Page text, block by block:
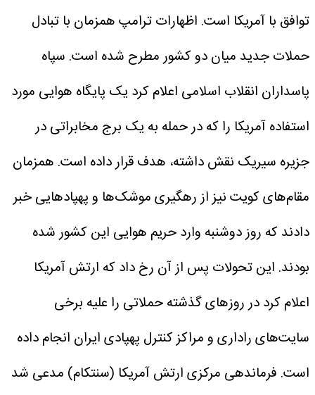
توافق با آمریکا است. اظهارات ترامپ همزمان با تبادل
حملات جدید میان دو کشور مطرح شده است. سپاه
پاسداران انقلاب اسلامی اعلام کرد یک پایگاه هوایی مورد
استفاده آمریکا را که در حمله به یک برج مخابراتی در
جزیره سیریک نقش داشته، هدف قرار داده است. همزمان
مقام‌های کویت نیز از رهگیری موشک‌ها و پهپادهایی خبر
دادند که روز دوشنبه وارد حریم هوایی این کشور شده
بودند. این تحولات پس از آن رخ داد که ارتش آمریکا
اعلام کرد در روزهای گذشته حملاتی را علیه برخی
سایت‌های راداری و مراکز کنترل پهپادی ایران انجام داده
است. فرماندهی مرکزی ارتش آمریکا (سنتکام) مدعی شد